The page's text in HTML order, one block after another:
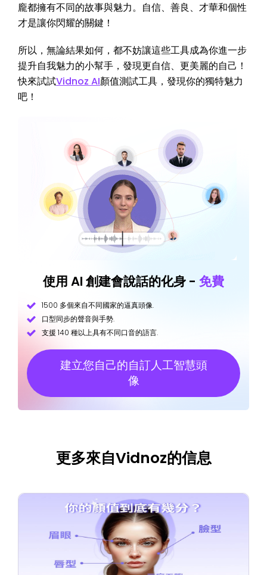
龐都擁有不同的故事與魅力。自信、善良、才華和個性
才是讓你閃耀的關鍵！
所以，無論結果如何，都不妨讓這些工具成為你進一步
提升自我魅力的小幫手，發現更自信、更美麗的自己！
快來試試Vidnoz AI顏值測試工具，發現你的獨特魅力
吧！
使用 AI 創建會說話的化身 - 免費
1500 多個來自不同國家的逼真頭像.
口型同步的聲音與手勢.
支援 140 種以上具有不同口音的語言.
建立您自己的自訂人工智慧頭
像
更多來自Vidnoz的信息